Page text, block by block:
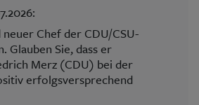
Chef der CDU/CSU-
Glauben Sie, dass er
Merz (CDU) bei der
erfolgsversprechend